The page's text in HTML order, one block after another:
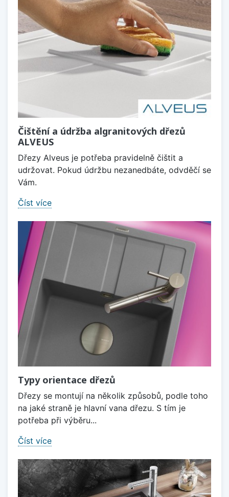
Čištění a údržba algranitových dřezů
ALVEUS
Dřezy Alveus je potřeba pravidelně čištit a
udržovat. Pokud údržbu nezanedbáte, odvděčí se
Vám.
Číst více
Typy orientace dřezů
Dřezy se montují na několik způsobů, podle toho
na jaké straně je hlavní vana dřezu. S tím je
potřeba při výběru...
Číst více